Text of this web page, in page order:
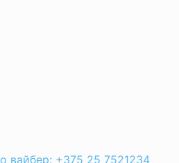
вайбер: +375 25 7521234